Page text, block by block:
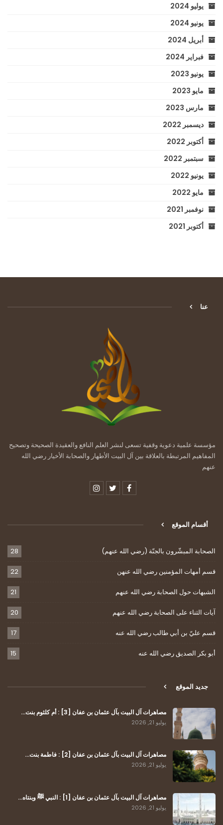
يوليو 2024
يونيو 2024
أبريل 2024
فبراير 2024
يونيو 2023
مايو 2023
مارس 2023
ديسمبر 2022
أكتوبر 2022
سبتمبر 2022
يونيو 2022
مايو 2022
نوفمبر 2021
أكتوبر 2021
عنا
مؤسسة علمية دعوية وقفية تسعى لنشر العلم النافع والعقيدة الصحيحة وتصحيح
المفاهيم المرتبطة بالعلاقة بين آل البيت الأطهار والصحابة الأخيار رضي الله
عنهم
أقسام الموقع
الصحابة المبشّرون بالجنّة (رضي الله عنهم) 28
قسم أمهات المؤمنين رضي الله عنهن 22
الشبهات حول الصحابة رضي الله عنهم 21
آيات الثناء على الصحابة رضي الله عنهم 20
قسم عليّ بن أبي طالب رضي الله عنه 17
أبو بكر الصديق رضي الله عنه 15
جديد الموقع
مصاهرات آل البيت بآل عثمان بن عفان [3] : أم كلثوم بنت…
يوليو 21, 2026
مصاهرات آل البيت بآل عثمان بن عفان [2] : فاطمة بنت…
يوليو 21, 2026
مصاهرات آل البيت بآل عثمان بن عفان [1] : النبي ﷺ وبنتاه…
يوليو 21, 2026